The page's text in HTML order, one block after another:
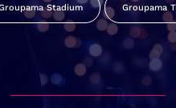
Stadium Groupama